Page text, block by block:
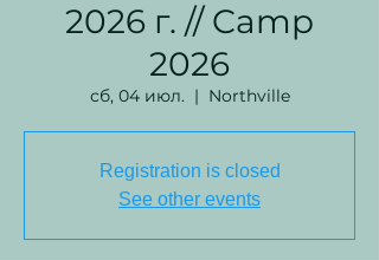
2026 г. // Camp
2026
сб, 04 июл.
  |
Northville
Registration is closed
See other events